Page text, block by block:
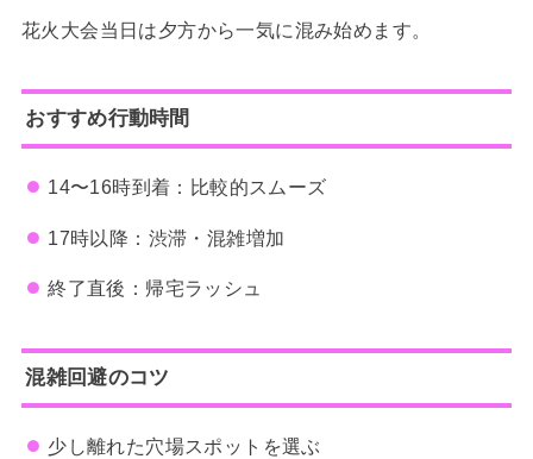
花火大会当日は夕方から一気に混み始めます。
おすすめ行動時間
14〜16時到着：比較的スムーズ
17時以降：渋滞・混雑増加
終了直後：帰宅ラッシュ
混雑回避のコツ
少し離れた穴場スポットを選ぶ